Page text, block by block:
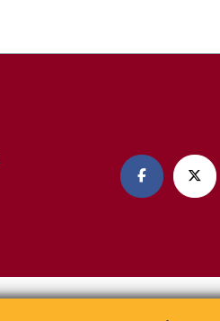
 